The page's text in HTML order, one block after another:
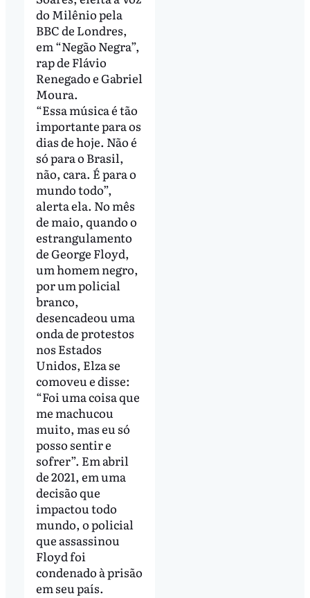
do Milênio pela
BBC de Londres,
em “Negão Negra”,
rap de Flávio
Renegado e Gabriel
Moura.
“Essa música é tão
importante para os
dias de hoje. Não é
só para o Brasil,
não, cara. É para o
mundo todo”,
alerta ela. No mês
de maio, quando o
estrangulamento
de George Floyd,
um homem negro,
por um policial
branco,
desencadeou uma
onda de protestos
nos Estados
Unidos, Elza se
comoveu e disse:
“Foi uma coisa que
me machucou
muito, mas eu só
posso sentir e
sofrer”. Em abril
de 2021, em uma
decisão que
impactou todo
mundo, o policial
que assassinou
Floyd foi
condenado à prisão
em seu país.